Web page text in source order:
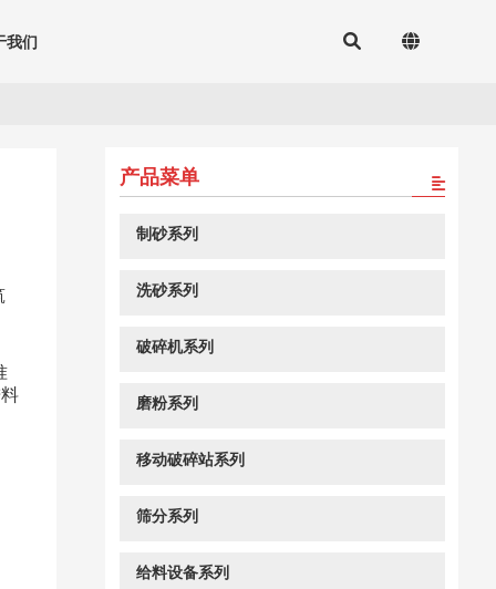
我们
产品菜单
制砂系列
洗砂系列
破碎机系列
磨粉系列
移动破碎站系列
筛分系列
给料设备系列